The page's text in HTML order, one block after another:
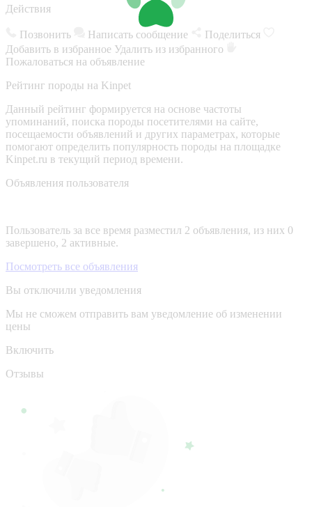
Действия
Позвонить Написать сообщение
Поделиться
Добавить в избранное Удалить из избранного
Пожаловаться на объявление
Рейтинг породы на Kinpet
Данный рейтинг формируется на основе частоты
упоминаний, поиска породы посетителями на сайте,
посещаемости объявлений и других параметрах, которые
помогают определить популярность породы на площадке
Kinpet.ru в текущий период времени.
Объявления пользователя
Пользователь за все время разместил 2 объявления, из них 0
завершено, 2 активные.
Посмотреть все объявления
Вы отключили уведомления
Мы не сможем отправить вам уведомление об изменении
цены
Включить
Отзывы